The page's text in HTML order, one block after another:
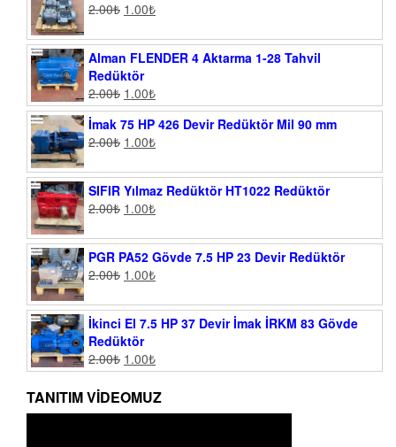
2.00₺ 1.00₺
Alman FLENDER 4 Aktarma 1-28 Tahvil
Redüktör
2.00₺ 1.00₺
İmak 75 HP 426 Devir Redüktör Mil 90 mm
2.00₺ 1.00₺
SIFIR Yılmaz Redüktör HT1022 Redüktör
2.00₺ 1.00₺
PGR PA52 Gövde 7.5 HP 23 Devir Redüktör
2.00₺ 1.00₺
İkinci El 7.5 HP 37 Devir İmak İRKM 83 Gövde
Redüktör
2.00₺ 1.00₺
TANITIM VIDEOMUZ